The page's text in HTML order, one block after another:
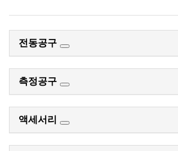
전동공구
측정공구
액세서리